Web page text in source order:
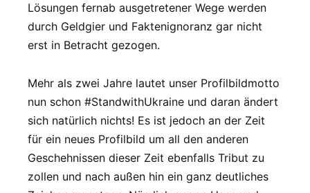
Lösungen fernab ausgetretener Wege werden
durch Geldgier und Faktenignoranz gar nicht
erst in Betracht gezogen.
Mehr als zwei Jahre lautet unser Profilbildmotto
nun schon #StandwithUkraine und daran ändert
sich natürlich nichts! Es ist jedoch an der Zeit
für ein neues Profilbild um all den anderen
Geschehnissen dieser Zeit ebenfalls Tribut zu
zollen und nach außen hin ein ganz deutliches